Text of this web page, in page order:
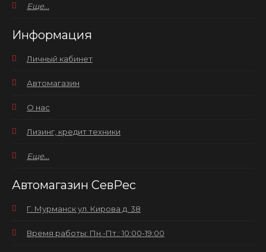
Еще...
Информация
Личный кабинет
Автомагазин
О нас
Лизинг, кредит техники
Еще...
Автомагазин СевРес
Г. Мурманск ул. Кирова д. 38
Время работы: Пн.-Пт.: 10:00-19:00